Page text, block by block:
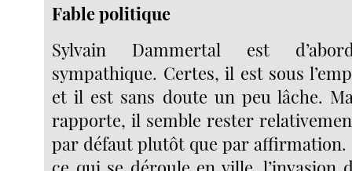
Fable politique
Sylvain Dammertal est
sympathique. Certes, il est sous
et il est sans doute un peu lâche.
rapporte, il semble rester
par défaut plutôt que par affirmation.